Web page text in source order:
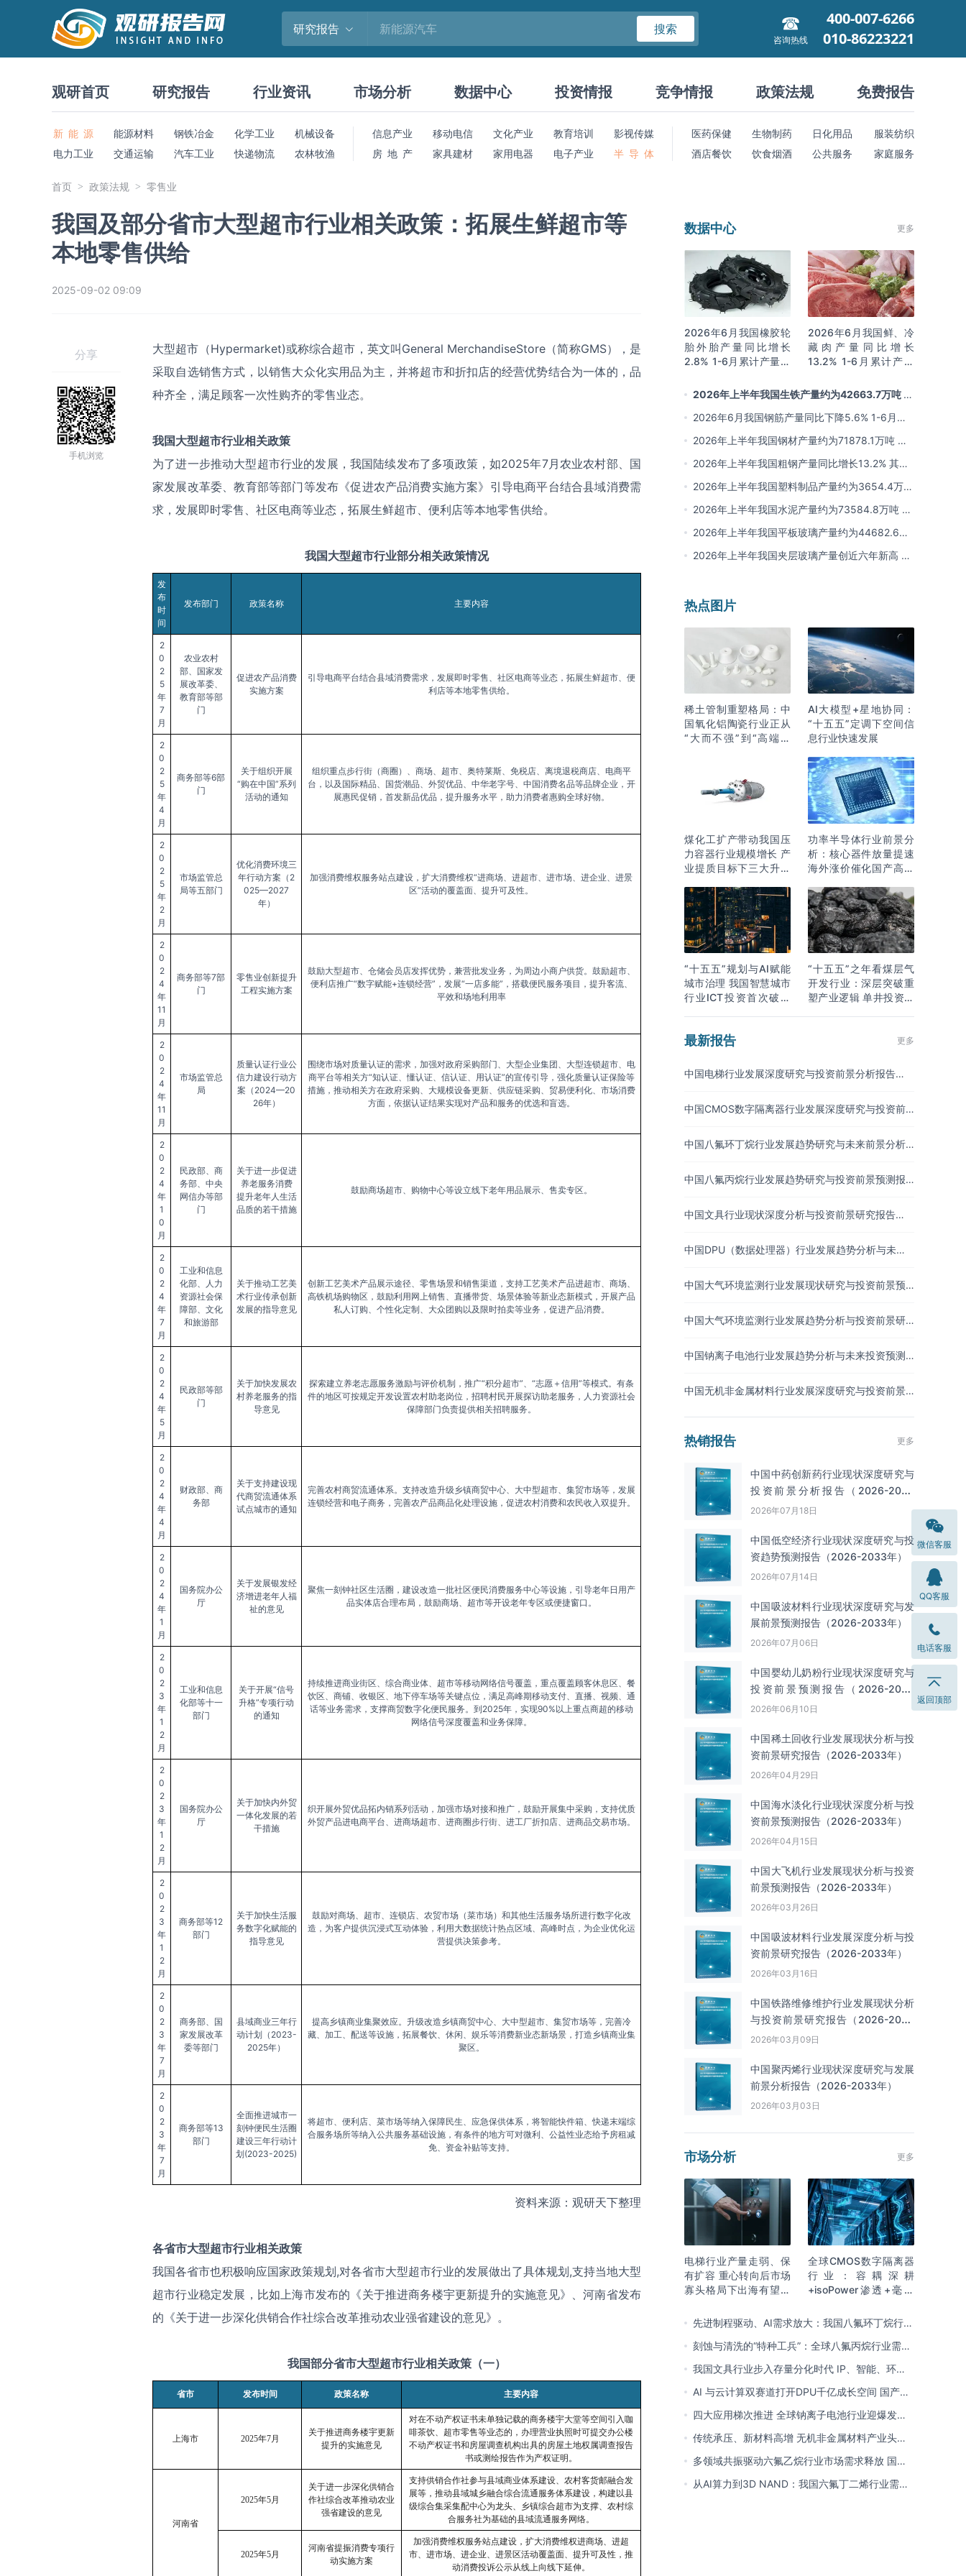
研究报告 搜索
咨询热线
400-007-6266
010-86223221
观研首页 研究报告 行业资讯 市场分析 数据中心 投资情报 竞争情报 政策法规 免费报告
新 能 源 能源材料 钢铁冶金 化学工业
机械设备
电力工业
交通运输 汽车工业 快递物流 农林牧渔
信息产业 移动电信 文化产业 教育培训
影视传媒
房 地 产
家具建材 家用电器 电子产业 半 导 体
医药保健 生物制药 日化用品
服装纺织
酒店餐饮
饮食烟酒 公共服务 家庭服务
首页 政策法规 零售业
我国及部分省市大型超市行业相关政策：拓展生鲜超市等
本地零售供给
2025-09-02 09:09
分享
手机浏览
大型超市（Hypermarket)或称综合超市，英文叫General MerchandiseStore（简称GMS），是
采取自选销售方式，以销售大众化实用品为主，并将超市和折扣店的经营优势结合为一体的，品
种齐全，满足顾客一次性购齐的零售业态。
我国大型超市行业相关政策
为了进一步推动大型超市行业的发展，我国陆续发布了多项政策，如2025年7月农业农村部、国
家发展改革委、教育部等部门等发布《促进农产品消费实施方案》引导电商平台结合县域消费需
求，发展即时零售、社区电商等业态，拓展生鲜超市、便利店等本地零售供给。
我国大型超市行业部分相关政策情况
发
布
时
间
发布部门 政策名称 主要内容
2
0
2
5
年
7
月
农业农村
部、国家发
展改革委、
教育部等部
门
促进农产品消费
实施方案
引导电商平台结合县域消费需求，发展即时零售、社区电商等业态，拓展生鲜超市、便
利店等本地零售供给。
2
0
2
5
年
4
月
商务部等6部
门
关于组织开展
“购在中国”系列
活动的通知
组织重点步行街（商圈）、商场、超市、奥特莱斯、免税店、离境退税商店、电商平
台，以及国际精品、国货潮品、外贸优品、中华老字号、中国消费名品等品牌企业，开
展惠民促销，首发新品优品，提升服务水平，助力消费者惠购全球好物。
2
0
2
5
年
2
月
市场监管总
局等五部门
优化消费环境三
年行动方案（2
025—2027
年）
加强消费维权服务站点建设，扩大消费维权“进商场、进超市、进市场、进企业、进景
区”活动的覆盖面、提升可及性。
2
0
2
4
年
11
月
商务部等7部
门
零售业创新提升
工程实施方案
鼓励大型超市、仓储会员店发挥优势，兼营批发业务，为周边小商户供货。鼓励超市、
便利店推广“数字赋能+连锁经营”，发展“一店多能”，搭载便民服务项目，提升客流、
平效和场地利用率
2
0
2
4
年
11
月
市场监管总
局
质量认证行业公
信力建设行动方
案（2024—20
26年）
围绕市场对质量认证的需求，加强对政府采购部门、大型企业集团、大型连锁超市、电
商平台等相关方“知认证、懂认证、信认证、用认证”的宣传引导，强化质量认证保险等
措施，推动相关方在政府采购、大规模设备更新、供应链采购、贸易便利化、市场消费
方面，依据认证结果实现对产品和服务的优选和盲选。
2
0
2
4
年
1
0
月
民政部、商
务部、中央
网信办等部
门
关于进一步促进
养老服务消费
提升老年人生活
品质的若干措施
鼓励商场超市、购物中心等设立线下老年用品展示、售卖专区。
2
0
2
4
年
7
月
工业和信息
化部、人力
资源社会保
障部、文化
和旅游部
关于推动工艺美
术行业传承创新
发展的指导意见
创新工艺美术产品展示途径、零售场景和销售渠道，支持工艺美术产品进超市、商场、
高铁机场购物区，鼓励利用网上销售、直播带货、场景体验等新业态新模式，开展产品
私人订购、个性化定制、大众团购以及限时拍卖等业务，促进产品消费。
2
0
2
4
年
5
月
民政部等部
门
关于加快发展农
村养老服务的指
导意见
探索建立养老志愿服务激励与评价机制，推广“积分超市”、“志愿＋信用”等模式。有条
件的地区可按规定开发设置农村助老岗位，招聘村民开展探访助老服务，人力资源社会
保障部门负责提供相关招聘服务。
2
0
2
4
年
4
月
财政部、商
务部
关于支持建设现
代商贸流通体系
试点城市的通知
完善农村商贸流通体系。支持改造升级乡镇商贸中心、大中型超市、集贸市场等，发展
连锁经营和电子商务，完善农产品商品化处理设施，促进农村消费和农民收入双提升。
2
0
2
4
年
1
月
国务院办公
厅
关于发展银发经
济增进老年人福
祉的意见
聚焦一刻钟社区生活圈，建设改造一批社区便民消费服务中心等设施，引导老年日用产
品实体店合理布局，鼓励商场、超市等开设老年专区或便捷窗口。
2
0
2
3
年
1
2
月
工业和信息
化部等十一
部门
关于开展“信号
升格”专项行动
的通知
持续推进商业街区、综合商业体、超市等移动网络信号覆盖，重点覆盖顾客休息区、餐
饮区、商铺、收银区、地下停车场等关键点位，满足高峰期移动支付、直播、视频、通
话等业务需求，支撑商贸数字化便民服务。到2025年，实现90%以上重点商超的移动
网络信号深度覆盖和业务保障。
2
0
2
3
年
1
2
月
国务院办公
厅
关于加快内外贸
一体化发展的若
干措施
织开展外贸优品拓内销系列活动，加强市场对接和推广，鼓励开展集中采购，支持优质
外贸产品进电商平台、进商场超市、进商圈步行街、进工厂折扣店、进商品交易市场。
2
0
2
3
年
1
2
月
商务部等12
部门
关于加快生活服
务数字化赋能的
指导意见
鼓励对商场、超市、连锁店、农贸市场（菜市场）和其他生活服务场所进行数字化改
造，为客户提供沉浸式互动体验，利用大数据统计热点区域、高峰时点，为企业优化运
营提供决策参考。
2
0
2
3
年
7
月
商务部、国
家发展改革
委等部门
县域商业三年行
动计划（2023-
2025年）
提高乡镇商业集聚效应。升级改造乡镇商贸中心、大中型超市、集贸市场等，完善冷
藏、加工、配送等设施，拓展餐饮、休闲、娱乐等消费新业态新场景，打造乡镇商业集
聚区。
2
0
2
3
年
7
月
商务部等13
部门
全面推进城市一
刻钟便民生活圈
建设三年行动计
划(2023-2025)
将超市、便利店、菜市场等纳入保障民生、应急保供体系，将智能快件箱、快递末端综
合服务场所等纳入公共服务基础设施，有条件的地方可对微利、公益性业态给予房租减
免、资金补贴等支持。
资料来源：观研天下整理
各省市大型超市行业相关政策
我国各省市也积极响应国家政策规划,对各省市大型超市行业的发展做出了具体规划,支持当地大型
超市行业稳定发展，比如上海市发布的《关于推进商务楼宇更新提升的实施意见》、河南省发布
的《关于进一步深化供销合作社综合改革推动农业强省建设的意见》。
我国部分省市大型超市行业相关政策（一）
省市 发布时间 政策名称 主要内容
上海市 2025年7月
关于推进商务楼宇更新
提升的实施意见
对在不动产权证书未单独记载的商务楼宇大堂等空间引入咖
啡茶饮、超市零售等业态的，办理营业执照时可提交办公楼
不动产权证书和房屋调查机构出具的房屋土地权属调查报告
书或测绘报告作为产权证明。
河南省
2025年5月
关于进一步深化供销合
作社综合改革推动农业
强省建设的意见
支持供销合作社参与县域商业体系建设、农村客货邮融合发
展等，推动县域城乡融合综合流通服务体系建设，构建以县
级综合集采集配中心为龙头、乡镇综合超市为支撑、农村综
合服务社为基础的县域流通服务网络。
2025年5月
河南省提振消费专项行
动实施方案
加强消费维权服务站点建设，扩大消费维权进商场、进超
市、进市场、进企业、进景区活动覆盖面、提升可及性，推
动消费投诉公示从线上向线下延伸。
数据中心 更多
2026年6月我国橡胶轮
胎外胎产量同比增长
2.8% 1-6月累计产量同
2026年6月我国鲜、冷
藏肉产量同比增长
13.2% 1-6月累计产量
2026年上半年我国生铁产量约为42663.7万吨 同
比下降2.8% 其中河北产量占比22.7%排名第一
2026年6月我国钢筋产量同比下降5.6% 1-6月累
计产量同比下降10.7%
2026年上半年我国钢材产量约为71878.1万吨 同
比下降0.9% 其中河北以超亿吨产量排名第一
2026年上半年我国粗钢产量同比增长13.2% 其中
河北产量占比21.5%位居首位
2026年上半年我国塑料制品产量约为3654.4万吨
其中江苏、浙江产量分别占比18.9%、16.0%
2026年上半年我国水泥产量约为73584.8万吨 同
比下降8% 其中广东、浙江和安徽分别排名前三
2026年上半年我国平板玻璃产量约为44682.6万
重量箱 同比下降5.7% 其中河北产量最多 占比
2026年上半年我国夹层玻璃产量创近六年新高 约
热点图片
稀土管制重塑格局：中
国氧化铝陶瓷行业正从
“大而不强”到“高端突
AI大模型+星地协同：
“十五五”定调下空间信
息行业快速发展
煤化工扩产带动我国压
力容器行业规模增长 产
业提质目标下三大升级
功率半导体行业前景分
析：核心器件放量提速
海外涨价催化国产高端
“十五五”规划与AI赋能
城市治理 我国智慧城市
行业ICT投资首次破万
“十五五”之年看煤层气
开发行业：深层突破重
塑产业逻辑 单井投资成
最新报告 更多
中国电梯行业发展深度研究与投资前景分析报告
中国CMOS数字隔离器行业发展深度研究与投资前
中国八氟环丁烷行业发展趋势研究与未来前景分析
中国八氟丙烷行业发展趋势研究与投资前景预测报
中国文具行业现状深度分析与投资前景研究报告
中国DPU（数据处理器）行业发展趋势分析与未来
中国大气环境监测行业发展现状研究与投资前景预
中国大气环境监测行业发展趋势分析与投资前景研
中国钠离子电池行业发展趋势分析与未来投资预测
中国无机非金属材料行业发展深度研究与投资前景
热销报告 更多
中国中药创新药行业现状深度研究与
投资前景分析报告（2026-2033
年）
2026年07月18日
中国低空经济行业现状深度研究与投
资趋势预测报告（2026-2033年）
2026年07月14日
中国吸波材料‌‌‌行业现状深度研究与发
展前景预测报告（2026-2033年）
2026年07月06日
中国婴幼儿奶粉行业现状深度研究与
投资前景预测报告（2026-2033
年）
2026年06月10日
中国‌‌稀土回收‌‌行业发展现状分析与投
资前景研究报告（2026-2033年）
2026年04月29日
中国海水淡化行业现状深度分析与投
资前景预测报告（2026-2033年）
2026年04月15日
中国大飞机行业发展现状分析与投资
前景预测报告（2026-2033年）
2026年03月26日
中国吸波材料行业发展深度分析与投
资前景研究报告（2026-2033年）
2026年03月16日
中国铁路维修维护行业发展现状分析
与投资前景研究报告（2026-2033
年）
2026年03月09日
中国聚丙烯行业现状深度研究与发展
前景分析报告（2026-2033年）
2026年03月03日
市场分析 更多
电梯行业产量走弱、保
有扩容 重心转向后市场
寡头格局下出海有望持
全球CMOS数字隔离器
行业：容耦深耕
+isoPower渗透+毫米
球引领迈进
先进制程驱动、AI需求放大：我国八氟环丁烷行业
需求爆发与国产替代进程
刻蚀与清洗的“特种工兵”：全球八氟丙烷行业需求
释放 国产初露锋芒
我国文具行业步入存量分化时代 IP、智能、环保
成企业构建核心竞争力关键
AI 与云计算双赛道打开DPU千亿成长空间 国产厂
商突破技术壁垒迎替代窗口期
四大应用梯次推进 全球钠离子电池行业迎爆发窗
口 中国全链规模化落地领跑商业化
传统承压、新材料高增 无机非金属材料产业头部
向一体化延伸 低碳高能创新转型提速
多领域共振驱动六氟乙烷行业市场需求释放 国产
替代已基本完成
从AI算力到3D NAND：我国六氟丁二烯行业需求
微信客服
QQ客服
电话客服
返回顶部